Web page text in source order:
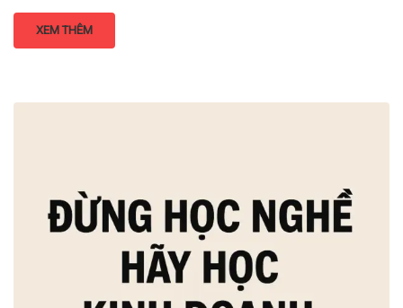
XEM THÊM